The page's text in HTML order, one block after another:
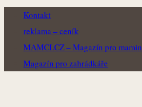
Kontakt
reklama – ceník
MAMCI.CZ – Magazín pro
Magazín pro zahrádkáře